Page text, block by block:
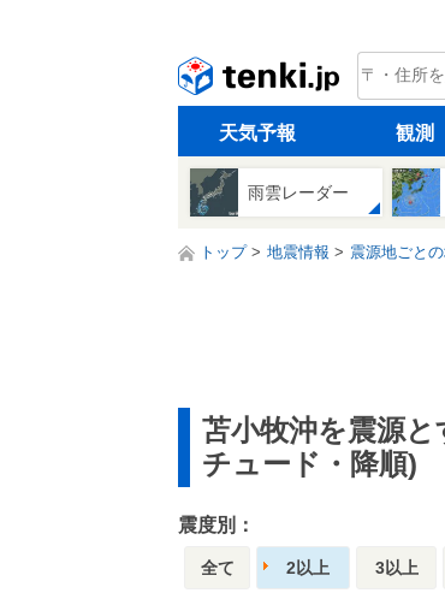
tenki.jp
天気予報 観測
雨雲レーダー
トップ 地震情報 震源地ごと
苫小牧沖を震源と
チュード・降順)
震度別：
全て 2以上 3以上